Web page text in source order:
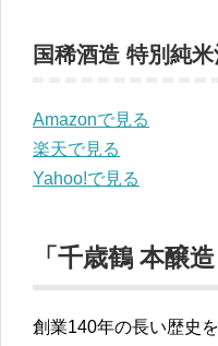
国稀酒造 特別純
Amazonで見る
楽天で見る
Yahoo!で見る
「千歳鶴 本醸
創業140年の長い歴史